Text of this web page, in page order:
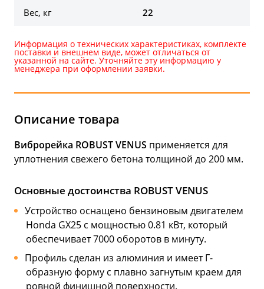
Вес, кг 22
Информация о технических характеристиках, комплекте
поставки и внешнем виде, может отличаться от
указанной на сайте. Уточняйте эту информацию у
менеджера при оформлении заявки.
Описание товара
Виброрейка ROBUST VENUS применяется для
уплотнения свежего бетона толщиной до 200 мм.
Основные достоинства ROBUST VENUS
Устройство оснащено бензиновым двигателем
Honda GX25 с мощностью 0.81 кВт, который
обеспечивает 7000 оборотов в минуту.
Профиль сделан из алюминия и имеет Г-
образную форму с плавно загнутым краем для
ровной финишной поверхности.